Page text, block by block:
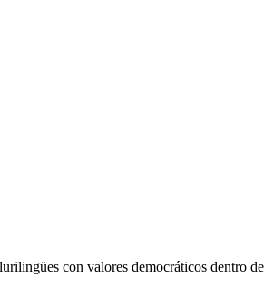
con valores democráticos dentro